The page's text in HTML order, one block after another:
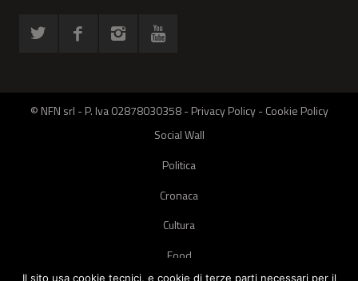
© NFN srl - P. Iva 02878030358 -Privacy Policy-Cookie Policy
Social Wall
Politica
Cronaca
Cultura
Food
Il sito usa cookie tecnici, e cookie di terze parti necessari per il